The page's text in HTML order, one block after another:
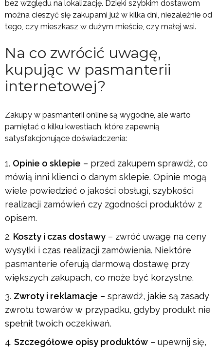
bez względu na lokalizację. Dzięki szybkim dostawom
można cieszyć się zakupami już w kilka dni, niezależnie od
tego, czy mieszkasz w dużym mieście, czy małej wsi.
Na co zwrócić uwagę,
kupując w pasmanterii
internetowej?
Zakupy w pasmanterii online są wygodne, ale warto
pamiętać o kilku kwestiach, które zapewnią
satysfakcjonujące doświadczenia:
Opinie o sklepie – przed zakupem sprawdź, co
mówią inni klienci o danym sklepie. Opinie mogą
wiele powiedzieć o jakości obsługi, szybkości
realizacji zamówień czy zgodności produktów z
opisem.
Koszty i czas dostawy – zwróć uwagę na ceny
wysyłki i czas realizacji zamówienia. Niektóre
pasmanterie oferują darmową dostawę przy
większych zakupach, co może być korzystne.
Zwroty i reklamacje – sprawdź, jakie są zasady
zwrotu towarów w przypadku, gdyby produkt nie
spełnił twoich oczekiwań.
Szczegółowe opisy produktów – upewnij się,